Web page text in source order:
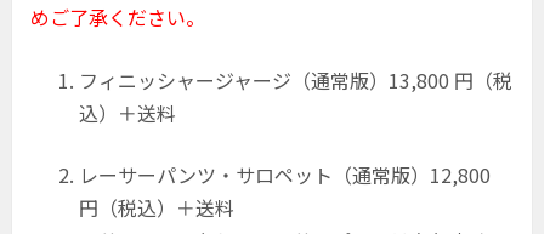
めご了承ください。
フィニッシャージャージ（通常版）13,800 円（税
込）＋送料
レーサーパンツ・サロペット（通常版）12,800
円（税込）＋送料